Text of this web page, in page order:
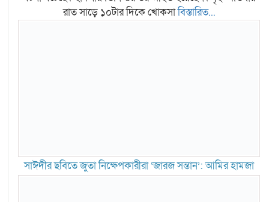
রাত সাড়ে ১০টার দিকে খোকসাবিস্তারিত...
সাঈদীর ছবিতে জুতা নিক্ষেপকারীরা ‘জারজ সন্তান’: আমির হামজা